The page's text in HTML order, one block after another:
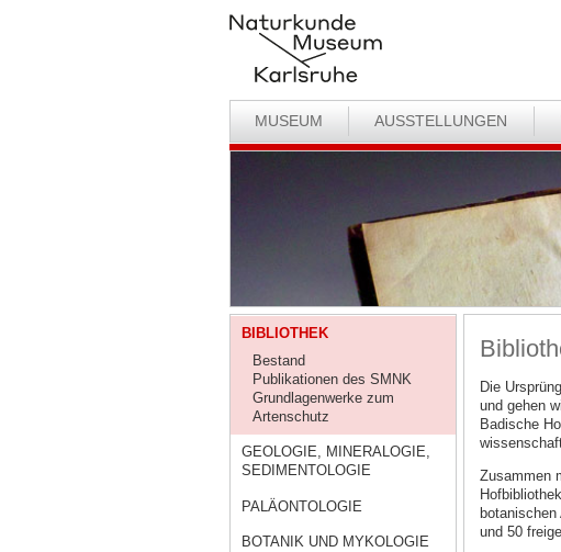
MUSEUM AUSSTELLUNGEN
BIBLIOTHEK
Bestand
Publikationen des SMNK
Grundlagenwerke zum
Artenschutz
GEOLOGIE, MINERALOGIE,
SEDIMENTOLOGIE
PALÄONTOLOGIE
BOTANIK UND MYKOLOGIE
Die
und gehen
Badische
Zusammen
und 50